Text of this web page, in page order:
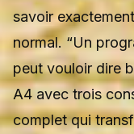
savoir
normal. “Un
peut vouloir dire
A4 avec trois
complet qui